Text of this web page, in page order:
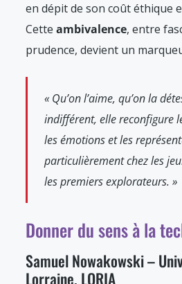
en dépit de son coût éthique
Cette ambivalence, entre
prudence, devient un
« Qu’on l’aime, qu’on la
indifférent, elle reconfigure
les émotions et les
particulièrement chez les
les premiers explorateurs. »
Donner du sens à la
Samuel Nowakowski –
Lorraine, LORIA